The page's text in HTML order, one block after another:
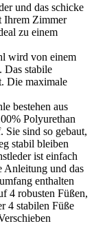
und das schicke
Ihrem Zimmer
zu einem
wird von einem
Das stabile
Die maximale
bestehen aus
Polyurethan
sind so gebaut,
stabil bleiben
ist einfach
Anleitung und das
enthalten
4 robusten Füßen,
4 stabilen Füße